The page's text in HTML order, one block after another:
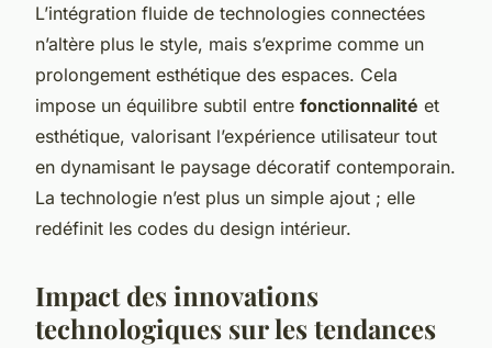
L’intégration fluide de technologies connectées
n’altère plus le style, mais s’exprime comme un
prolongement esthétique des espaces. Cela
impose un équilibre subtil entre fonctionnalité et
esthétique, valorisant l’expérience utilisateur tout
en dynamisant le paysage décoratif contemporain.
La technologie n’est plus un simple ajout ; elle
redéfinit les codes du design intérieur.
Impact des innovations
technologiques sur les tendances